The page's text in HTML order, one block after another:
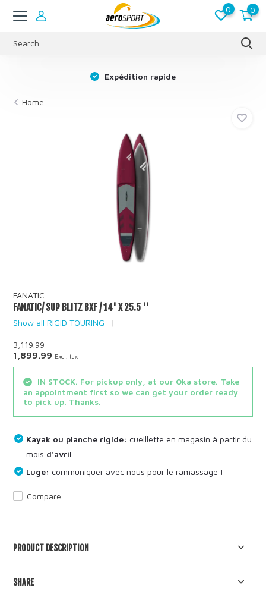
0 0
Expédition rapide
Home
FANATIC
FANATIC/ SUP BLITZ BXF / 14' X 25.5 ''
Show all RIGID TOURING
3,119.99
1,899.99 Excl. tax
IN STOCK. For pickup only, at our Oka store. Take
an appointment first so we can get your order ready
to pick up. Thanks.
Kayak ou planche rigide: cueillette en magasin à partir du
mois d'avril
Luge: communiquer avec nous pour le ramassage !
Compare
PRODUCT DESCRIPTION
SHARE